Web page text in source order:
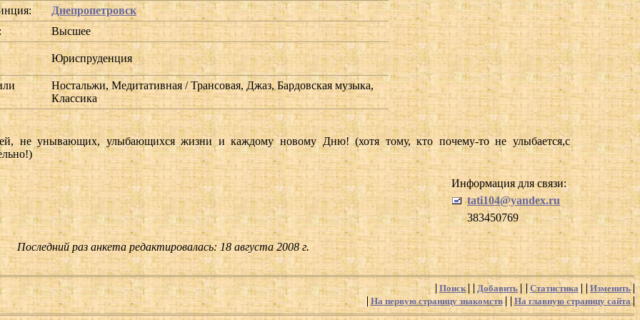
Днепропетровск
Высшее
Юриспруденция
Ностальжи, Медитативная / Трансовая, Джаз, Бардовская музыка,
Классика
не унывающих, улыбающихся жизни и каждому новому Дню! (хотя тому, кто почему-то не улыбается,с
Информация для связи:
tati104@yandex.ru
383450769
Последний раз анкета редактировалась: 18 августа 2008 г.
Поиск Добавить Статистика
Изменить
На первую страницу знакомств
На главную страницу сайта